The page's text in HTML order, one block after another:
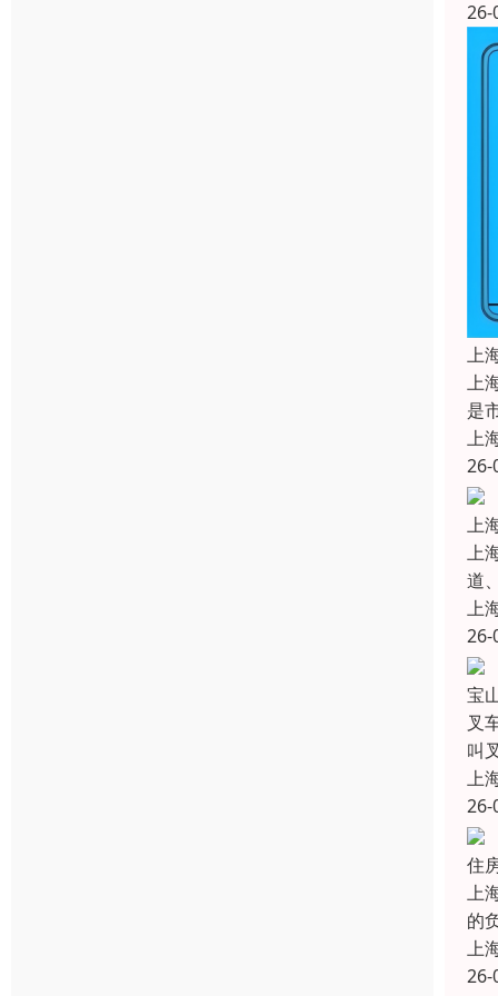
26-
上
上
是
上
26-
上
上
道
上
26-
宝
叉
叫
上
26-
住
上
的
上
26-